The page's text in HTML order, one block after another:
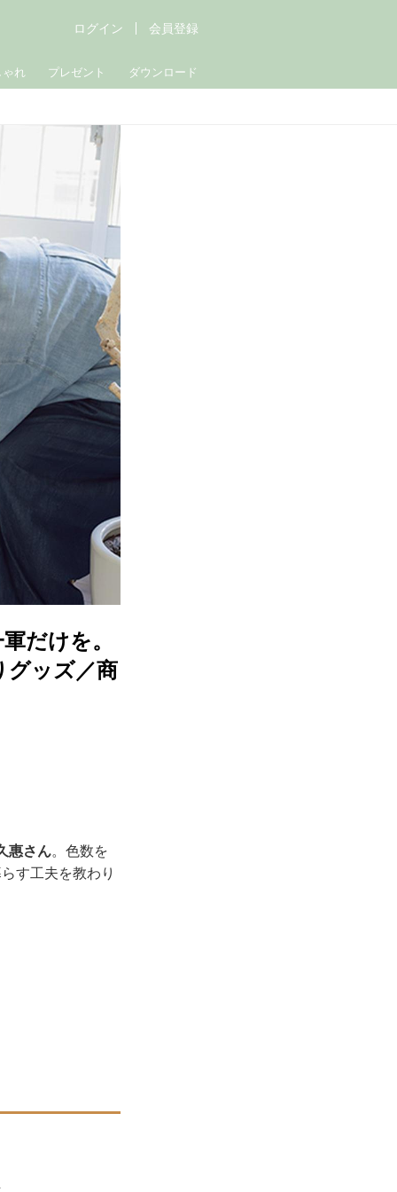
ゃれ プレゼント ダウンロード
ログイン 会員登録
だけを。
グッズ／商
惠さん。色数を
す工夫を教わり